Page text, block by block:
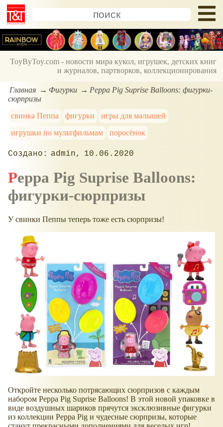
ToyByToy.com - новости мира кукол, игрушек, детских книг
и журналов, партворков, коллекционирования
Главная Фигурки
Peppa Pig Suprise Balloons: фигурки-
сюрпризы
свинка Пеппа
фигурки
игры для малышей
игрушки по мультфильмам
поросёнок
admin 10.06.2020
Peppa Pig Suprise Balloons:
фигурки-сюрпризы
У свинки Пеппы теперь тоже есть сюрпризы!
Откройте несколько потрясающих сюрпризов с каждым
набором Peppa Pig Suprise Balloons! В этой новой упаковке в
виде воздушных шариков прячутся эксклюзивные фигурки
из коллекции Peppa Pig и чудесные сюрпризы, которые